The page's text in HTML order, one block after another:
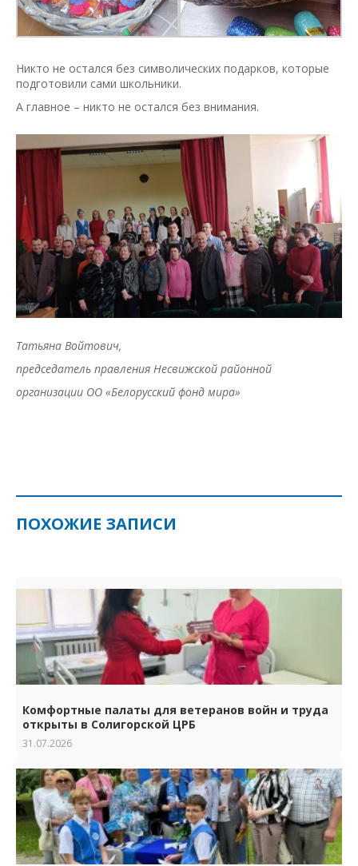
Никто не остался без символических подарков, которые
подготовили сами школьники.
А главное – никто не остался без внимания.
Татьяна Войтович,
председатель правления Несвижской районной
организации ОО «Белорусский фонд мира»
ПОХОЖИЕ ЗАПИСИ
Комфортные палаты для ветеранов войн и труда
открыты в Солигорской ЦРБ
31.07.2026